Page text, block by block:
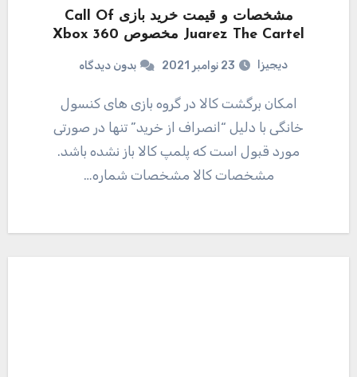
مشخصات و قیمت خرید بازی Call Of
Juarez The Cartel مخصوص Xbox 360
دیجیزا 23 نوامبر 2021 بدون دیدگاه
امکان برگشت کالا در گروه بازی های کنسول
خانگی با دلیل “انصراف از خرید” تنها در صورتی
مورد قبول است که پلمپ کالا باز نشده باشد.
مشخصات کالا مشخصات شماره…